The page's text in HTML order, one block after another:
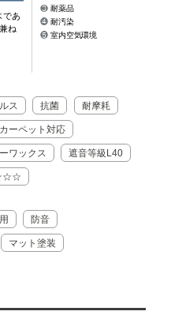
であ
ね
❸ 耐薬品
❹ 耐汚染
❺ 室内空気環境
ス 抗菌 耐摩耗
ーペット対応
ワックス 遮音等級L40
防音
マット塗装